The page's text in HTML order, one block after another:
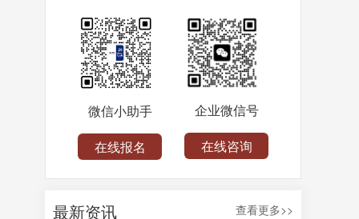
微信小助手
在线报名
企业微信号
在线咨询
最新资讯 查看更多>>